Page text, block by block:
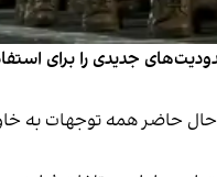
جنگ روسیه، محدودیت‌های جدیدی را
حاضر همه توجهات به